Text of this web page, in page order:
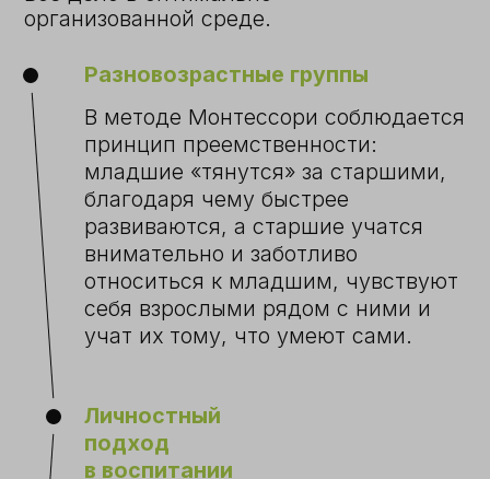
В группе есть зоны по русскому
воспитанию и практической
построен так, что у ребёнка
всегда есть выбор: чем, с кем и
сколько времени ему заниматься.
Это особая форма коллективной
работы в системе Монтессори, где
дети и педагоги делятся своими
впечатлениями и переживаниями.
Малыши учатся слушать и слышать
мире, готовят доклады на
интересующие их темы и учатся
выступать публично.
Круг